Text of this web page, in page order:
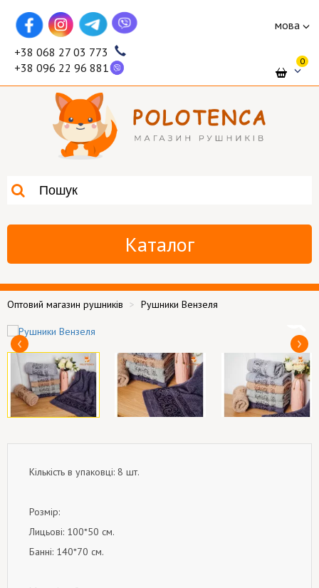
мова
+38 068 27 03 773
+38 096 22 96 881
0
Каталог
Оптовий магазин рушників Рушники Вензеля
Кількість в упаковці: 8 шт.
Розмір:
Лицьові: 100*50 см.
Банні: 140*70 см.